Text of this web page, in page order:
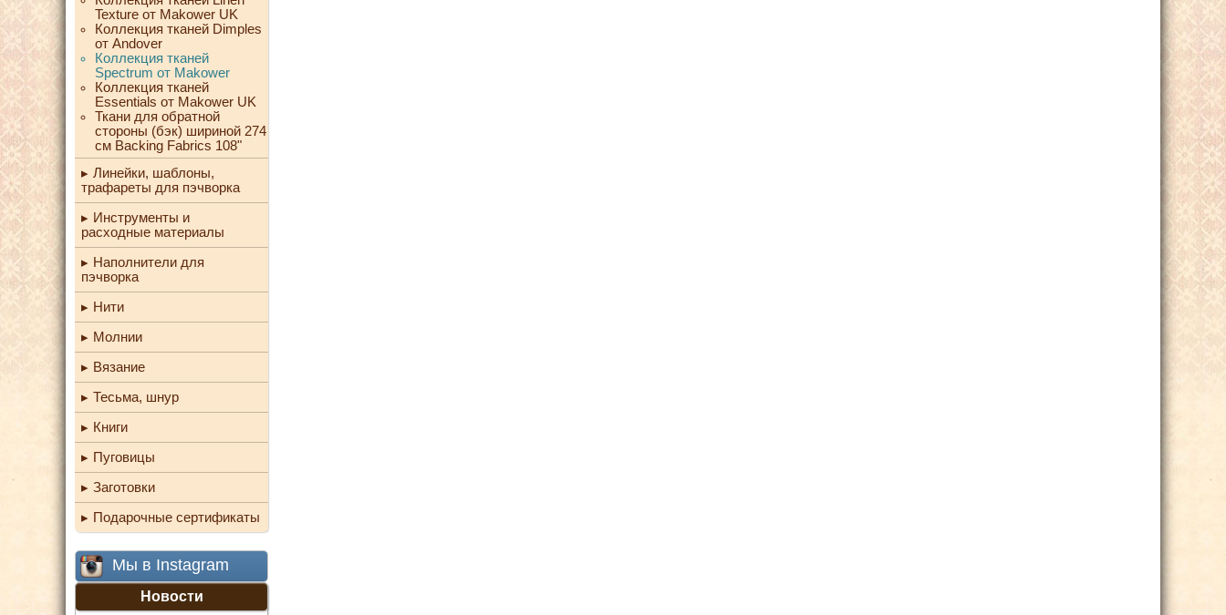
Texture от Makower UK
Коллекция тканей Dimples
от Andover
Коллекция тканей
Spectrum от Makower
Коллекция тканей
Essentials от Makower UK
Ткани для обратной
стороны (бэк) шириной 274
см Backing Fabrics 108"
Линейки, шаблоны,
трафареты для пэчворка
Инструменты и
расходные материалы
Наполнители для
пэчворка
Нити
Молнии
Вязание
Тесьма, шнур
Книги
Пуговицы
Заготовки
Подарочные сертификаты
Мы в Instagram
Новости